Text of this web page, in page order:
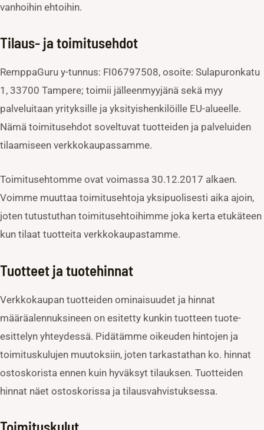
vanhoihin ehtoihin.
Tilaus- ja toimitusehdot
RemppaGuru y-tunnus: FI06797508, osoite: Sulapuronkatu
1, 33700 Tampere; toimii jälleenmyyjänä sekä myy
palveluitaan yrityksille ja yksityishenkilöille EU-alueelle.
Nämä toimitusehdot soveltuvat tuotteiden ja palveluiden
tilaamiseen verkkokaupassamme.
Toimitusehtomme ovat voimassa 30.12.2017 alkaen.
Voimme muuttaa toimitusehtoja yksipuolisesti aika ajoin,
joten tutustuthan toimitusehtoihimme joka kerta etukäteen
kun tilaat tuotteita verkkokaupastamme.
Tuotteet ja tuotehinnat
Verkkokaupan tuotteiden ominaisuudet ja hinnat
määräalennuksineen on esitetty kunkin tuotteen tuote-
esittelyn yhteydessä. Pidätämme oikeuden hintojen ja
toimituskulujen muutoksiin, joten tarkastathan ko. hinnat
ostoskorista ennen kuin hyväksyt tilauksen. Tuotteiden
hinnat näet ostoskorissa ja tilausvahvistuksessa.